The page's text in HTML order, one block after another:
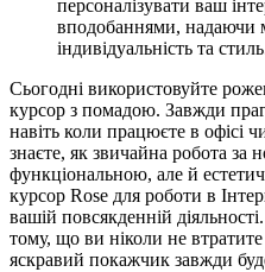
персоналізувати ваш
вподобаннями, надаючи
індивідуальність та
Сьогодні використовуйте
курсор з помадою. Завжди
навіть коли працюєте в офісі
знаєте, як звичайна робота
функціональною, але й
курсор Rose для роботи в
вашій повсякденній
тому, що ви ніколи не
яскравий покажчик завжди